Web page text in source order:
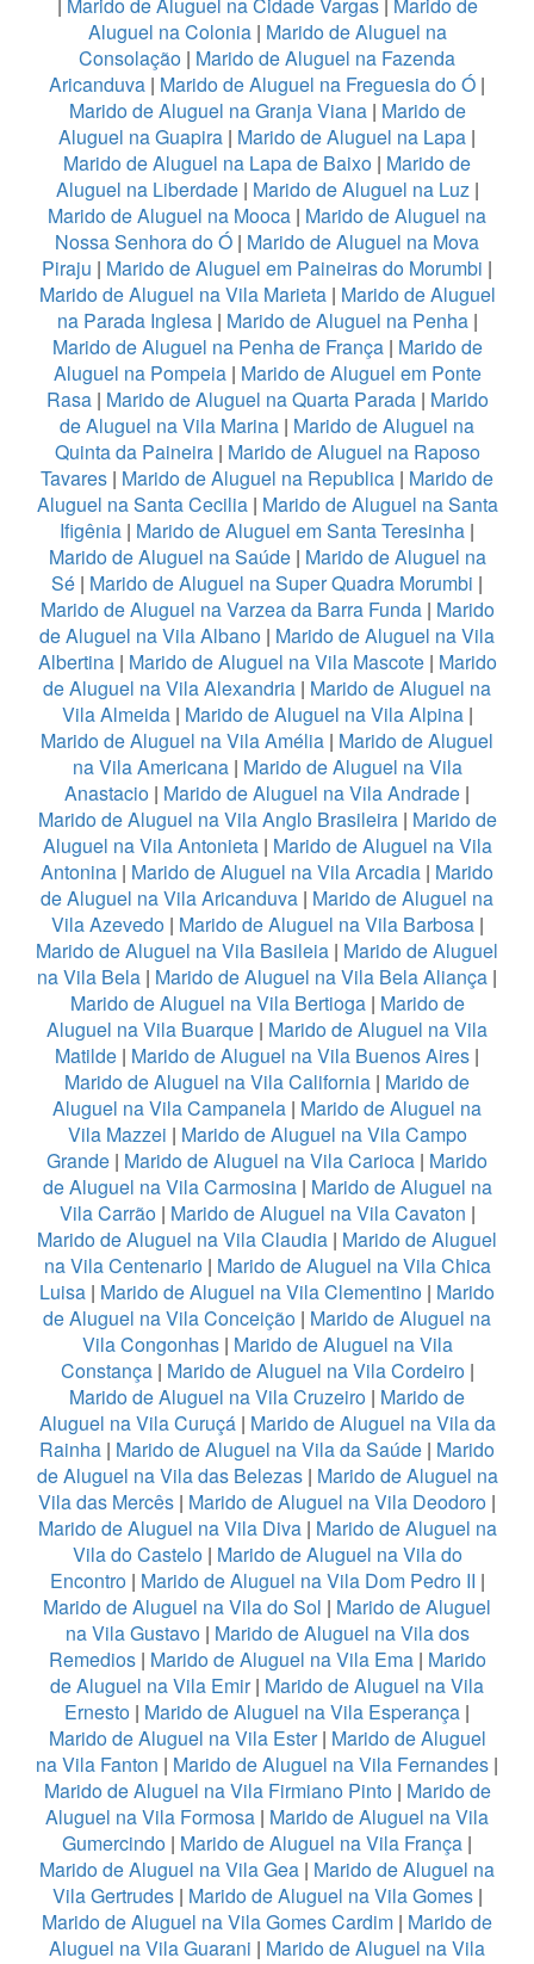
Aluguel na Colonia| Marido de Aluguel na
Consolação | Marido de Aluguel na Fazenda
Aricanduva | Marido de Aluguel na Freguesia do Ó |
Marido de Aluguel na Granja Viana| Marido de
Aluguel na Guapira | Marido de Aluguel na Lapa |
Marido de Aluguel na Lapa de Baixo | Marido de
Aluguel na Liberdade | Marido de Aluguel na Luz|
Marido de Aluguel na Mooca | Marido de Aluguel na
Nossa Senhora do Ó | Marido de Aluguel na Mova
Piraju | Marido de Aluguel em Paineiras do Morumbi |
Marido de Aluguel na Vila Marieta| Marido de Aluguel
na Parada Inglesa | Marido de Aluguel na Penha|
Marido de Aluguel na Penha de França | Marido de
Aluguel na Pompeia| Marido de Aluguel em Ponte
Rasa| Marido de Aluguel na Quarta Parada| Marido
de Aluguel na Vila Marina | Marido de Aluguel na
Quinta da Paineira| Marido de Aluguel na Raposo
Tavares | Marido de Aluguel na Republica | Marido de
Aluguel na Santa Cecilia| Marido de Aluguel na Santa
Ifigênia | Marido de Aluguel em Santa Teresinha |
Marido de Aluguel na Saúde| Marido de Aluguel na
Sé | Marido de Aluguel na Super Quadra Morumbi |
Marido de Aluguel na Varzea da Barra Funda| Marido
de Aluguel na Vila Albano | Marido de Aluguel na Vila
Albertina| Marido de Aluguel na Vila Mascote| Marido
de Aluguel na Vila Alexandria | Marido de Aluguel na
Vila Almeida | Marido de Aluguel na Vila Alpina |
Marido de Aluguel na Vila Amélia | Marido de Aluguel
na Vila Americana| Marido de Aluguel na Vila
Anastacio | Marido de Aluguel na Vila Andrade |
Marido de Aluguel na Vila Anglo Brasileira| Marido de
Aluguel na Vila Antonieta| Marido de Aluguel na Vila
Antonina | Marido de Aluguel na Vila Arcadia | Marido
de Aluguel na Vila Aricanduva | Marido de Aluguel na
Vila Azevedo| Marido de Aluguel na Vila Barbosa|
Marido de Aluguel na Vila Basileia | Marido de Aluguel
na Vila Bela | Marido de Aluguel na Vila Bela Aliança |
Marido de Aluguel na Vila Bertioga| Marido de
Aluguel na Vila Buarque | Marido de Aluguel na Vila
Matilde | Marido de Aluguel na Vila Buenos Aires |
Marido de Aluguel na Vila California | Marido de
Aluguel na Vila Campanela | Marido de Aluguel na
Vila Mazzei | Marido de Aluguel na Vila Campo
Grande | Marido de Aluguel na Vila Carioca | Marido
de Aluguel na Vila Carmosina| Marido de Aluguel na
Vila Carrão| Marido de Aluguel na Vila Cavaton |
Marido de Aluguel na Vila Claudia | Marido de Aluguel
na Vila Centenario| Marido de Aluguel na Vila Chica
Luisa | Marido de Aluguel na Vila Clementino | Marido
de Aluguel na Vila Conceição | Marido de Aluguel na
Vila Congonhas| Marido de Aluguel na Vila
Constança| Marido de Aluguel na Vila Cordeiro|
Marido de Aluguel na Vila Cruzeiro | Marido de
Aluguel na Vila Curuçá | Marido de Aluguel na Vila da
Rainha | Marido de Aluguel na Vila da Saúde | Marido
de Aluguel na Vila das Belezas| Marido de Aluguel na
Vila das Mercês | Marido de Aluguel na Vila Deodoro |
Marido de Aluguel na Vila Diva| Marido de Aluguel na
Vila do Castelo| Marido de Aluguel na Vila do
Encontro| Marido de Aluguel na Vila Dom Pedro II |
Marido de Aluguel na Vila do Sol | Marido de Aluguel
na Vila Gustavo| Marido de Aluguel na Vila dos
Remedios| Marido de Aluguel na Vila Ema| Marido
de Aluguel na Vila Emir| Marido de Aluguel na Vila
Ernesto | Marido de Aluguel na Vila Esperança |
Marido de Aluguel na Vila Ester| Marido de Aluguel
na Vila Fanton | Marido de Aluguel na Vila Fernandes |
Marido de Aluguel na Vila Firmiano Pinto| Marido de
Aluguel na Vila Formosa | Marido de Aluguel na Vila
Gumercindo | Marido de Aluguel na Vila França |
Marido de Aluguel na Vila Gea | Marido de Aluguel na
Vila Gertrudes| Marido de Aluguel na Vila Gomes|
Marido de Aluguel na Vila Gomes Cardim | Marido de
Aluguel na Vila Guarani | Marido de Aluguel na Vila